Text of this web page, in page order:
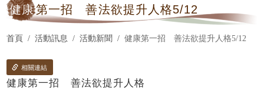
健康第一招 善法欲提升人格5/12
首頁 活動訊息 活動新聞 健康第一招 善法欲提升人格5/12
相關連結
健康第一招 善法欲提升人格